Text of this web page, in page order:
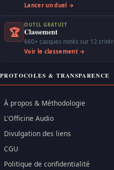
Lancer un duel →
🏆
OUTIL GRATUIT
Classement
660+ casques notés sur 12
Voir le classement →
PROTOCOLES & TRANSPARENCE
À propos & Méthodologie
L'Officine Audio
Divulgation des liens
CGU
Politique de confidentialité